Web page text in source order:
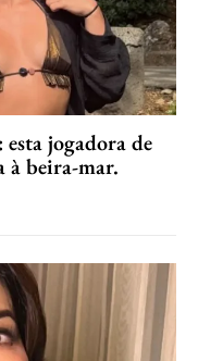
jogadora de
à beira-mar.